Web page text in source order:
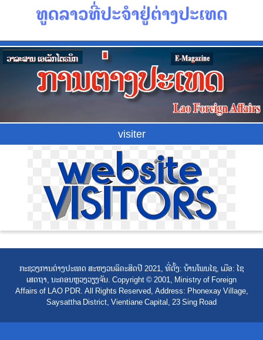
visiter
ກະຊວງການຕ່າງປະເທດ ສະຫງວນລິຄະສິດປີ 2021, ທີ່ຕັ້ງ: ບ້ານໂພນໄຊ, ເມືອ: ໄຊ
ເສດຖາ, ນະຄອນຫຼວງວຽງຈັນ. Copyright © 2001, Ministry of Foreign
Affairs of LAO PDR. All Rights Reserved, Address: Phonexay Village,
Saysattha District, Vientiane Capital, 23 Sing Road